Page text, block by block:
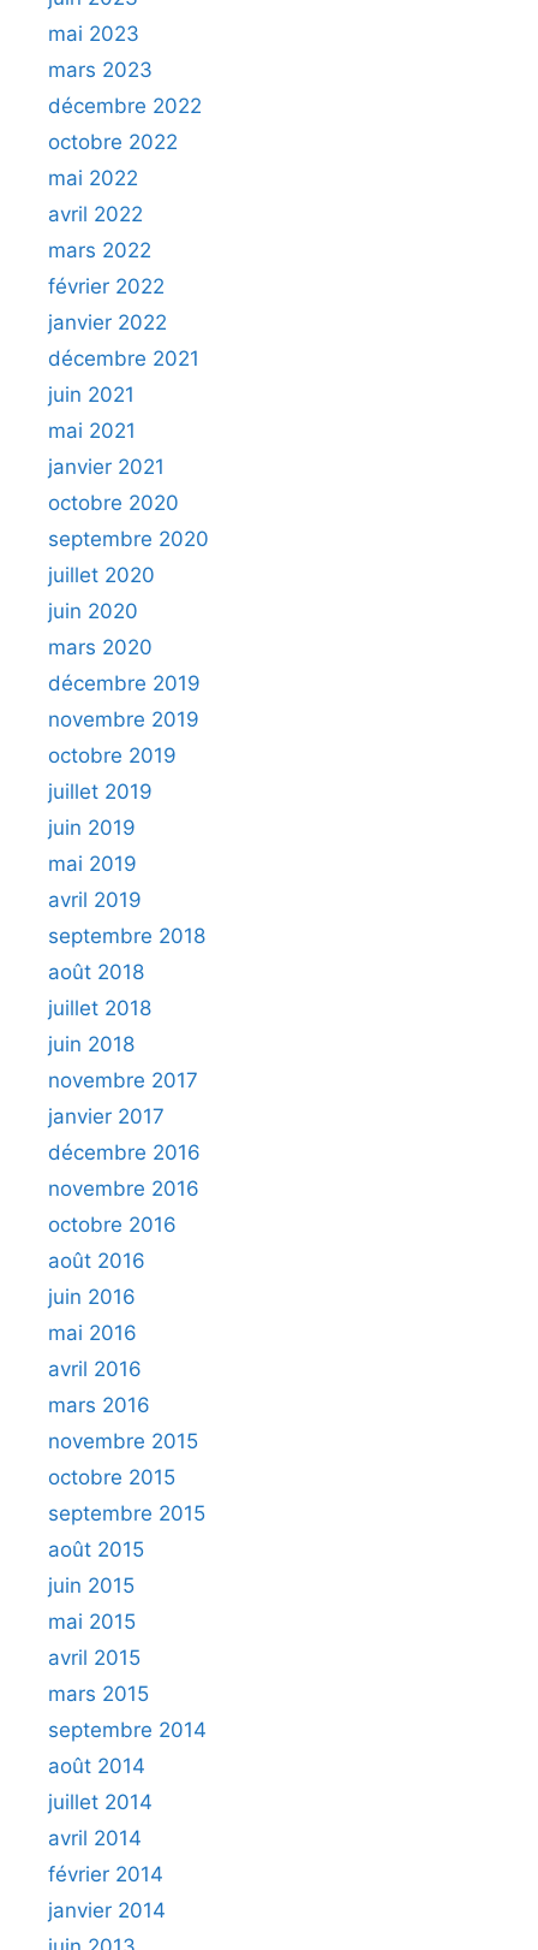
mai 2023
mars 2023
décembre 2022
octobre 2022
mai 2022
avril 2022
mars 2022
février 2022
janvier 2022
décembre 2021
juin 2021
mai 2021
janvier 2021
octobre 2020
septembre 2020
juillet 2020
juin 2020
mars 2020
décembre 2019
novembre 2019
octobre 2019
juillet 2019
juin 2019
mai 2019
avril 2019
septembre 2018
août 2018
juillet 2018
juin 2018
novembre 2017
janvier 2017
décembre 2016
novembre 2016
octobre 2016
août 2016
juin 2016
mai 2016
avril 2016
mars 2016
novembre 2015
octobre 2015
septembre 2015
août 2015
juin 2015
mai 2015
avril 2015
mars 2015
septembre 2014
août 2014
juillet 2014
avril 2014
février 2014
janvier 2014